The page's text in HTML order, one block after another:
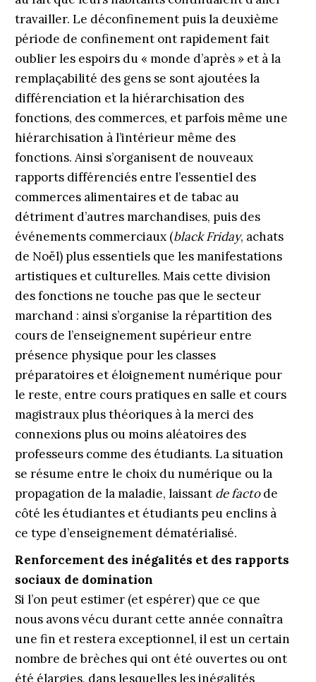
travailler. Le déconfinement puis la deuxième
période de confinement ont rapidement fait
oublier les espoirs du « monde d’après » et à la
remplaçabilité des gens se sont ajoutées la
différenciation et la hiérarchisation des
fonctions, des commerces, et parfois même une
hiérarchisation à l’intérieur même des
fonctions. Ainsi s’organisent de nouveaux
rapports différenciés entre l’essentiel des
commerces alimentaires et de tabac au
détriment d’autres marchandises, puis des
événements commerciaux (black Friday, achats
de Noël) plus essentiels que les manifestations
artistiques et culturelles. Mais cette division
des fonctions ne touche pas que le secteur
marchand : ainsi s’organise la répartition des
cours de l’enseignement supérieur entre
présence physique pour les classes
préparatoires et éloignement numérique pour
le reste, entre cours pratiques en salle et cours
magistraux plus théoriques à la merci des
connexions plus ou moins aléatoires des
professeurs comme des étudiants. La situation
se résume entre le choix du numérique ou la
propagation de la maladie, laissant de factode
côté les étudiantes et étudiants peu enclins à
ce type d’enseignement dématérialisé.
Renforcement des inégalités et des rapports
sociaux de domination
Si l’on peut estimer (et espérer) que ce que
nous avons vécu durant cette année connaîtra
une fin et restera exceptionnel, il est un certain
nombre de brèches qui ont été ouvertes ou ont
été élargies, dans lesquelles les inégalités